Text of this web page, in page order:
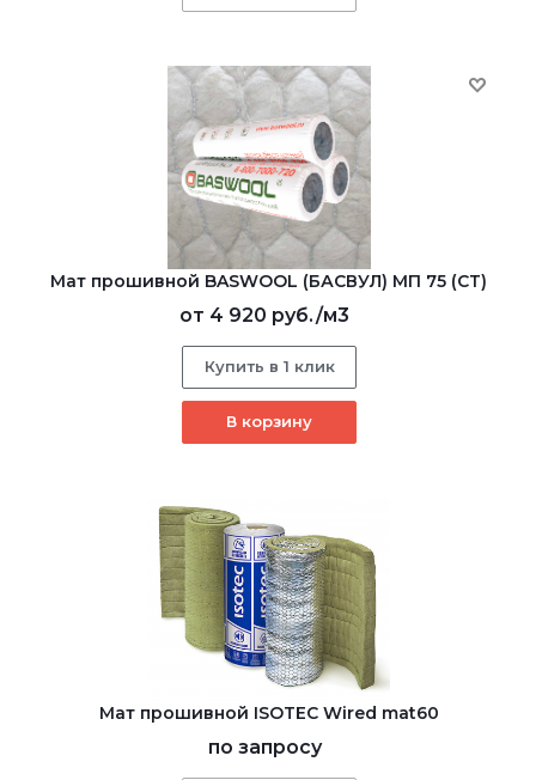
Мат прошивной BASWOOL (БАСВУЛ) МП 75 (СТ)
от 4 920 руб./м3
Купить в 1 клик
В корзину
Мат прошивной ISOTEC Wired mat60
по запросу